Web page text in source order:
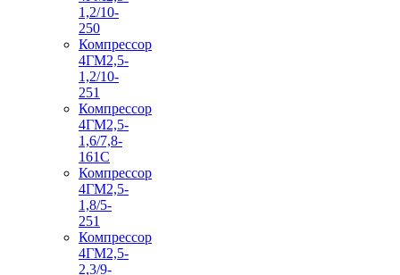
1,2/10-
250
Компрессор
4ГМ2,5-
1,2/10-
251
Компрессор
4ГМ2,5-
1,6/7,8-
161С
Компрессор
4ГМ2,5-
1,8/5-
251
Компрессор
4ГМ2,5-
2,3/9-